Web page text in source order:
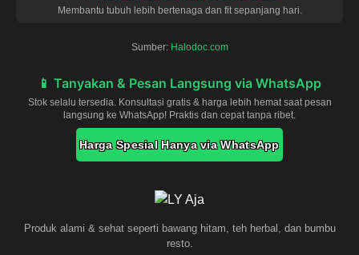
Membantu tubuh lebih bertenaga dan fit sepanjang hari.
Sumber: Halodoc.com
📱 Tanyakan & Pesan Langsung via WhatsApp
Stok selalu tersedia. Konsultasi gratis & harga lebih hemat saat pesan
langsung ke WhatsApp! Praktis dan cepat tanpa ribet.
Harga Spesial Hanya via WhatsApp
Produk alami & sehat seperti bawang hitam, teh herbal, dan bumbu
resto.